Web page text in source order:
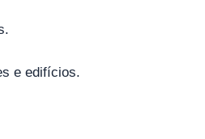
e edifícios.